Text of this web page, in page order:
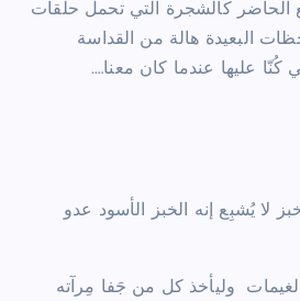
الحاضر كالشجرة التي تحمل حلقات
البعيدة هالة من القداسة
عليها عندما كان معنا….
لا يُشبِع إنه الخبز الأسود عدو
وليأخذ كل من جَفا مِرآته